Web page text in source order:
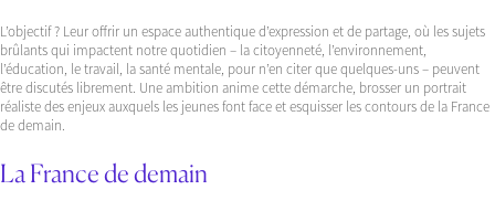
L’objectif ? Leur offrir un espace authentique d’expression et de partage, où les sujets
brûlants qui impactent notre quotidien – la citoyenneté, l’environnement,
l’éducation, le travail, la santé mentale, pour n’en citer que quelques-uns – peuvent
être discutés librement. Une ambition anime cette démarche, brosser un portrait
réaliste des enjeux auxquels les jeunes font face et esquisser les contours de la France
de demain.
La France de demain